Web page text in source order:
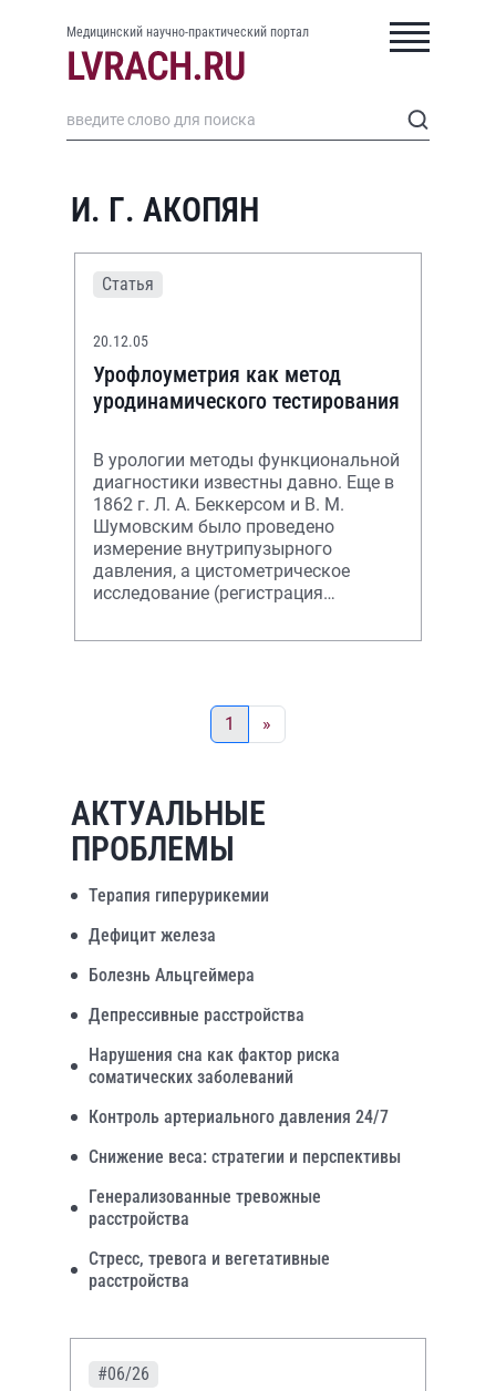
Медицинский научно-практический портал
И. Г. АКОПЯН
Статья
20.12.05
Урофлоуметрия как метод
уродинамического тестирования
В урологии методы функциональной
диагностики известны давно. Еще в
1862 г. Л. А. Беккерсом и В. М.
Шумовским было проведено
измерение внутрипузырного
давления, а цистометрическое
исследование (регистрация
1 »
АКТУАЛЬНЫЕ
ПРОБЛЕМЫ
Терапия гиперурикемии
Дефицит железа
Болезнь Альцгеймера
Депрессивные расстройства
Нарушения сна как фактор риска
соматических заболеваний
Контроль артериального давления 24/7
Снижение веса: стратегии и перспективы
Генерализованные тревожные
расстройства
Стресс, тревога и вегетативные
расстройства
#06/26